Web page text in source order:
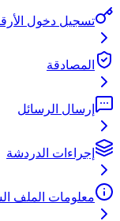
تسجيل دخول
المصادقة
إرسال الرسائل
إجراءات الدردشة
معلومات الملف